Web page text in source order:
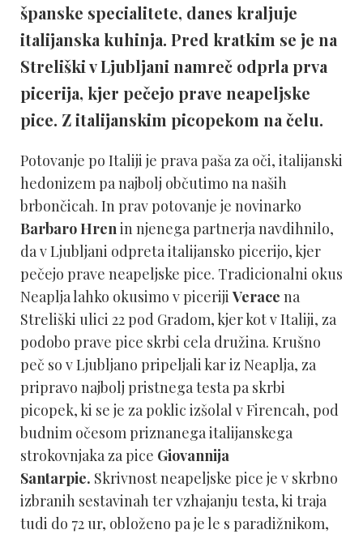
španske specialitete, danes kraljuje
italijanska kuhinja. Pred kratkim se je na
Streliški v Ljubljani namreč odprla prva
picerija, kjer pečejo prave neapeljske
pice. Z italijanskim picopekom na čelu.
Potovanje po Italiji je prava paša za oči, italijanski
hedonizem pa najbolj občutimo na naših
brbončicah. In prav potovanje je novinarko
Barbaro Hrenin njenega partnerja navdihnilo,
da v Ljubljani odpreta italijansko picerijo, kjer
pečejo prave neapeljske pice. Tradicionalni okus
Neaplja lahko okusimo v picerijiVerace na
Streliški ulici 22 pod Gradom, kjer kot v Italiji, za
podobo prave pice skrbi cela družina. Krušno
peč so v Ljubljano pripeljali kar iz Neaplja, za
pripravo najbolj pristnega testa pa skrbi
picopek, ki se je za poklic izšolal v Firencah, pod
budnim očesom priznanega italijanskega
strokovnjaka za pice Giovannija
Santarpie. Skrivnost neapeljske pice je v skrbno
izbranih sestavinah ter vzhajanju testa, ki traja
tudi do 72 ur, obloženo pa je le s paradižnikom,